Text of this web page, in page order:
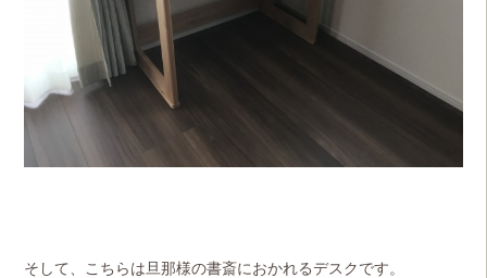
そして、こちらは旦那様の書斎におかれるデスクです。